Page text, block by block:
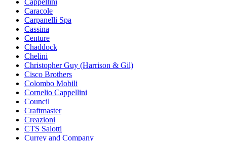
Cappellini
Caracole
Carpanelli Spa
Cassina
Centure
Chaddock
Chelini
Christopher Guy (Harrison & Gil)
Cisco Brothers
Colombo Mobili
Cornelio Cappellini
Council
Craftmaster
Creazioni
CTS Salotti
Currey and Company